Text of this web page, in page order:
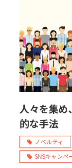
人々を集め
的な手法
ノベルティ
SNSキャンペ